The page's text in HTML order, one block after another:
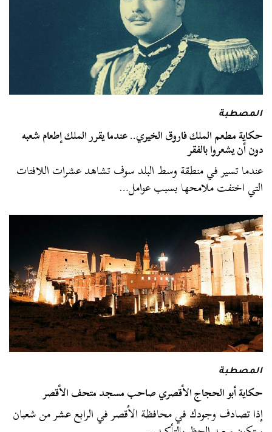
المصطبة
حكاية مطعم الملك فاروق الخيري.. عندما يقرر الملك إطعام شعبه
دون أن يشعروا بالفقر
عندما تسير في منطقة وسط البلد سوف تشاهد عشرات اللافتات
التي اختفت ملامحها بسبب عوامل…
المصطبة
حكاية أبو الحجاج الأقصري صاحب مسجد متحف الأقصر
إذا تصادف وجودك في محافظة الأقصر في الرابع عشر من شعبان